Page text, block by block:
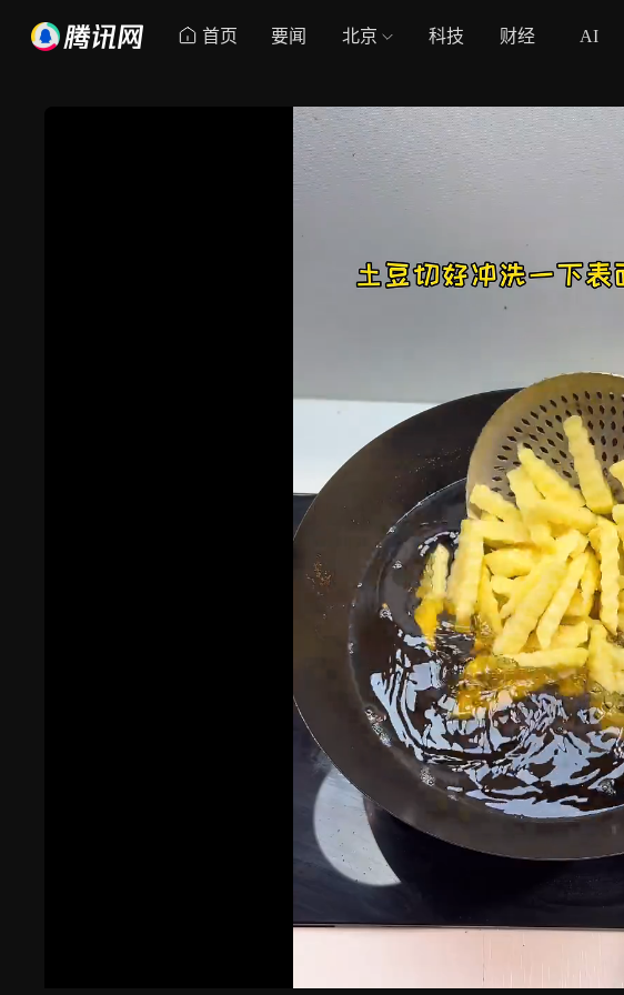
首页 要闻 北京 科技 财经 AI